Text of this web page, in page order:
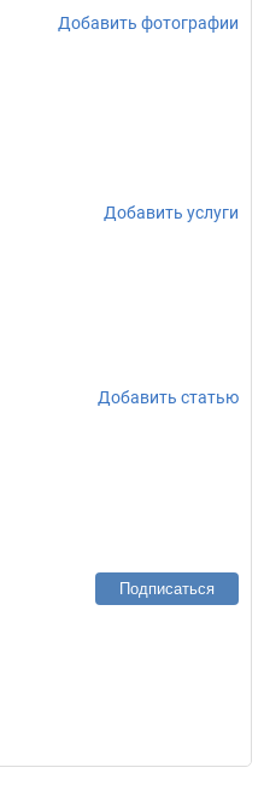
Добавить фотографии
Добавить услуги
Добавить статью
Подписаться